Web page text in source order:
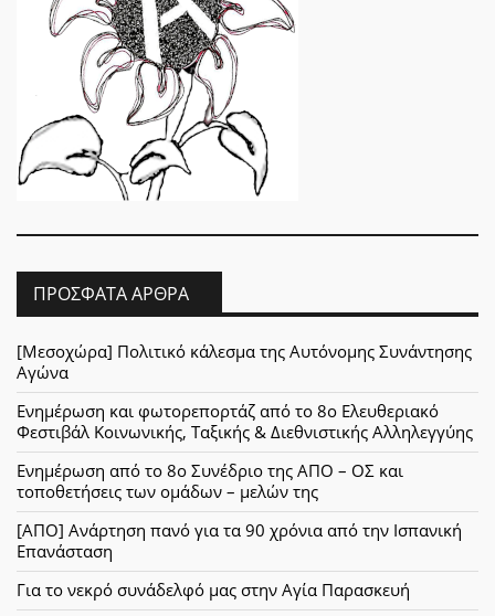
ΠΡΌΣΦΑΤΑ ΆΡΘΡΑ
[Μεσοχώρα] Πολιτικό κάλεσμα της Αυτόνομης Συνάντησης
Αγώνα
Ενημέρωση και φωτορεπορτάζ από το 8ο Ελευθεριακό
Φεστιβάλ Κοινωνικής, Ταξικής & Διεθνιστικής Αλληλεγγύης
Ενημέρωση από το 8ο Συνέδριο της ΑΠΟ – ΟΣ και
τοποθετήσεις των ομάδων – μελών της
[ΑΠΟ] Ανάρτηση πανό για τα 90 χρόνια από την Ισπανική
Επανάσταση
Για το νεκρό συνάδελφό μας στην Αγία Παρασκευή